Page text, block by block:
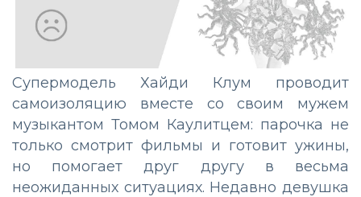
Супермодель Хайди Клум проводит
самоизоляцию вместе со своим мужем
музыкантом Томом Каулитцем: парочка не
только смотрит фильмы и готовит ужины,
но помогает друг другу в весьма
неожиданных ситуациях. Недавно девушка